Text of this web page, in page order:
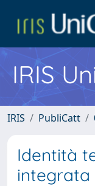
IRIS
IRIS PubliCatt
Identità
integrata